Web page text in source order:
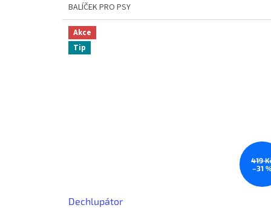
BALÍČEK PRO PSY
Akce
Tip
419
–31
Dechlupátor